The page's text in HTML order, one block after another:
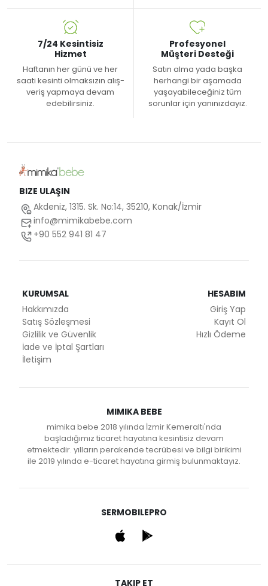
7/24 Kesintisiz
Hizmet
Haftanın her günü ve her
saati kesinti olmaksızın alış-
veriş yapmaya devam
edebilirsiniz.
Profesyonel
Müşteri Desteği
Satın alma yada başka
herhangi bir aşamada
yaşayabileceğiniz tüm
sorunlar için yanınızdayız.
BIZE ULAŞIN
Akdeniz, 1315. Sk. No:14, 35210, Konak/İzmir
info@mimikabebe.com
+90 552 941 81 47
KURUMSAL
Hakkımızda
Satış Sözleşmesi
Gizlilik ve Güvenlik
İade ve İptal Şartları
İletişim
HESABIM
Giriş Yap
Kayıt Ol
Hızlı Ödeme
MIMIKA BEBE
mimika bebe 2018 yılında İzmir Kemeraltı'nda
başladığımız ticaret hayatına kesintisiz devam
etmektedir. yılların perakende tecrübesi ve bilgi birikimi
ile 2019 yılında e-ticaret hayatına girmiş bulunmaktayız.
SERMOBILEPRO
TAKIP ET